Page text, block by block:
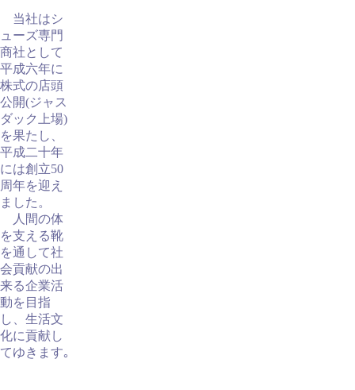
当社はシ
ューズ専門
商社として
平成六年に
株式の店頭
公開(ジャス
ダック上場)
を果たし、
平成二十年
には創立50
周年を迎え
ました。
人間の体
を支える靴
を通して社
会貢献の出
来る企業活
動を目指
し、生活文
化に貢献し
てゆきます｡